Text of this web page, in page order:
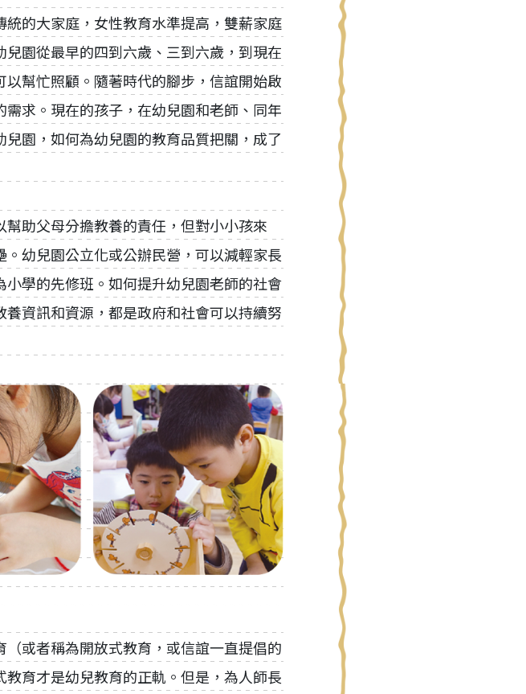
的大家庭，女性教育水準提高，雙薪家庭
園從最早的四到六歲、三到六歲，到現在
幫忙照顧。隨著時代的腳步，信誼開始啟
求。現在的孩子，在幼兒園和老師、同年
園，如何為幼兒園的教育品質把關，成了
助父母分擔教養的責任，但對小小孩來
幼兒園公立化或公辦民營，可以減輕家長
學的先修班。如何提升幼兒園老師的社會
資訊和資源，都是政府和社會可以持續努
或者稱為開放式教育，或信誼一直提倡的
育才是幼兒教育的正軌。但是，為人師長